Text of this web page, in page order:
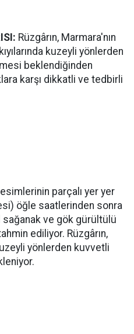
Rüzgârın, Marmara'nın
kuzeyli yönlerden
beklendiğinden
karşı dikkatli ve tedbirli
parçalı yer yer
öğle saatlerinden sonra
sağanak ve gök gürültülü
ediliyor. Rüzgârın,
yönlerden kuvvetli